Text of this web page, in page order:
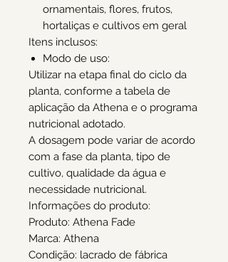
ornamentais, flores, frutos,
hortaliças e cultivos em geral
Itens inclusos:
Modo de uso:
Utilizar na etapa final do ciclo da
planta, conforme a tabela de
aplicação da Athena e o programa
nutricional adotado.
A dosagem pode variar de acordo
com a fase da planta, tipo de
cultivo, qualidade da água e
necessidade nutricional.
Informações do produto:
Produto: Athena Fade
Marca: Athena
Condição: lacrado de fábrica